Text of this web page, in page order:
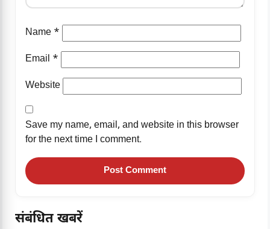
Name *
Email *
Website
Save my name, email, and website in this browser
for the next time I comment.
संबंधित खबरें